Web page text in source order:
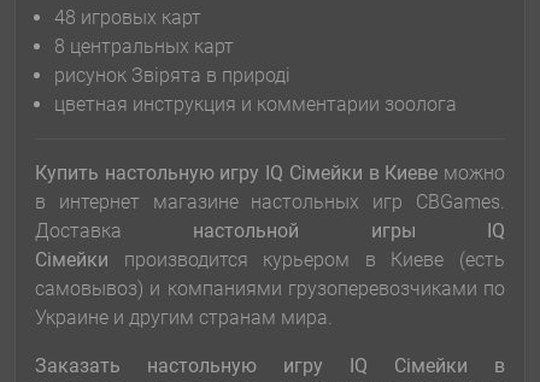
48 игровых карт
8 центральных карт
рисунок Звірята в природі
цветная инструкция и комментарии зоолога
Купить настольную игру IQ Сімейки в Киеве можно
в интернет магазине настольных игр CBGames.
Доставка настольной игры
IQ
Сімейки
производится курьером в Киеве (есть
самовывоз) и компаниями грузоперевозчиками по
Украине и другим странам мира.
Заказать настольную игру IQ Сімейки в